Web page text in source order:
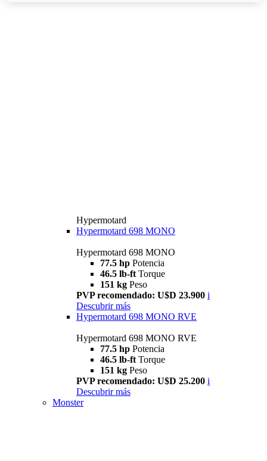
Hypermotard
Hypermotard 698 MONO
Hypermotard 698 MONO
77.5 hp Potencia
46.5 lb-ft Torque
151 kg Peso
PVP recomendado: U$D 23.900 i
Descubrir más
Hypermotard 698 MONO RVE
Hypermotard 698 MONO RVE
77.5 hp Potencia
46.5 lb-ft Torque
151 kg Peso
PVP recomendado: U$D 25.200 i
Descubrir más
Monster